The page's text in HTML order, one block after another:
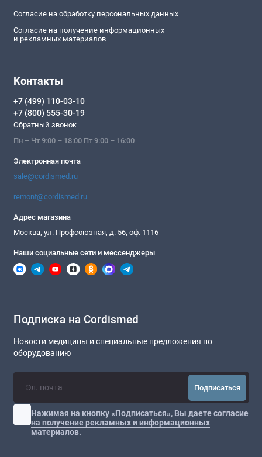
Согласие на обработку персональных данных
Согласие на получение информационных
и рекламных материалов
Контакты
+7 (499) 110-03-10
+7 (800) 555-30-19
Обратный звонок
Пн – Чт 9:00 – 18:00 Пт 9:00 – 16:00
Электронная почта
sale@cordismed.ru
remont@cordismed.ru
Адрес магазина
Москва, ул. Профсоюзная, д. 56, оф. 1116
Наши социальные сети и мессенджеры
Подписка на Cordismed
Новости медицины и специальные предложения по
оборудованию
Подписаться
Нажимая на кнопку «Подписаться», Вы даетесогласие
на получение рекламных и информационных
материалов.